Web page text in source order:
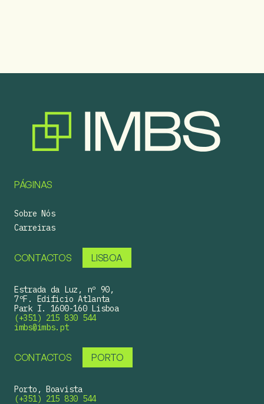
PÁGINAS
Sobre Nós
Carreiras
CONTACTOS LISBOA
Estrada da Luz, nº 90,
7ºF. Edificio Atlanta
Park I. 1600-160 Lisboa
(+351) 215 830 544
imbs@imbs.pt
CONTACTOS PORTO
Porto, Boavista
(+351) 215 830 544